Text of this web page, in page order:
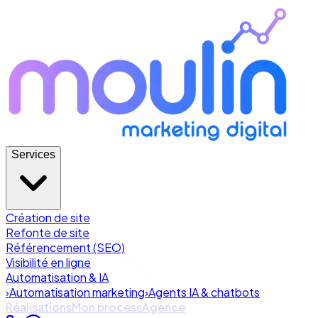
Services
Création de site
Refonte de site
Référencement (SEO)
Visibilité en ligne
Automatisation & IA
›Automatisation marketing›Agents IA & chatbots
RéalisationsMon processAgence